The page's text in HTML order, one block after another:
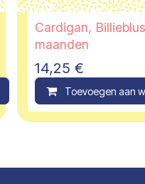
Compare
Cardigan,
maanden
14,25 €
Toevoegen aan